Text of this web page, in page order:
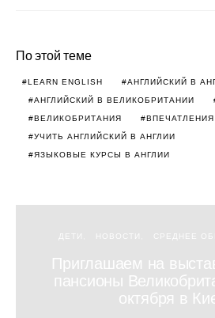
По этой теме
LEARN ENGLISH АНГЛИЙСКИЙ В
АНГЛИЙСКИЙ В ВЕЛИКОБРИТАНИИ
ВЕЛИКОБРИТАНИЯ ВПЕЧАТЛЕНИЯ
УЧИТЬ АНГЛИЙСКИЙ В АНГЛИИ
ЯЗЫКОВЫЕ КУРСЫ В АНГЛИИ
ДЕТИ НОВОСТИ СРЕДНЕЕ
Приглашаем на
пансионы
октября в